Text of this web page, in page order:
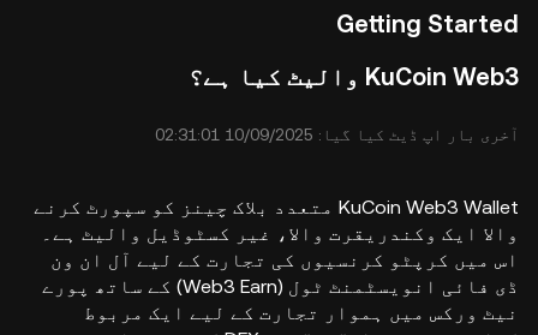
Getting Started
KuCoin Web3 والیٹ کیا ہے؟
آخری بار اپ ڈیٹ کیا گیا: ⁦02:31:01 10/09/2025⁩
KuCoin Web3 Wallet متعدد بلاک چینز کو سپورٹ کرنے
والا ایک وکندریقرت والا، غیر کسٹوڈیل والیٹ ہے۔
اس میں کرپٹو کرنسیوں کی تجارت کے لیے آل ان ون
ڈی فائی انویسٹمنٹ ٹول (Web3 Earn) کے ساتھ پورے
نیٹ ورکس میں ہموار تجارت کے لیے ایک مربوط